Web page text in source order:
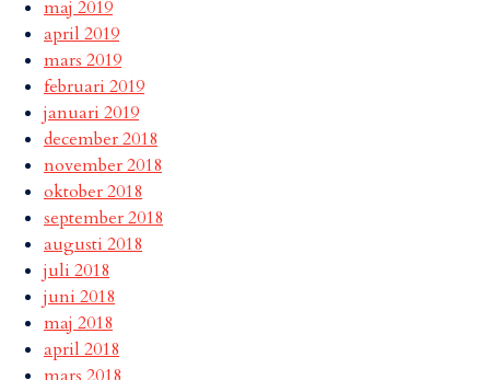
maj 2019
april 2019
mars 2019
februari 2019
januari 2019
december 2018
november 2018
oktober 2018
september 2018
augusti 2018
juli 2018
juni 2018
maj 2018
april 2018